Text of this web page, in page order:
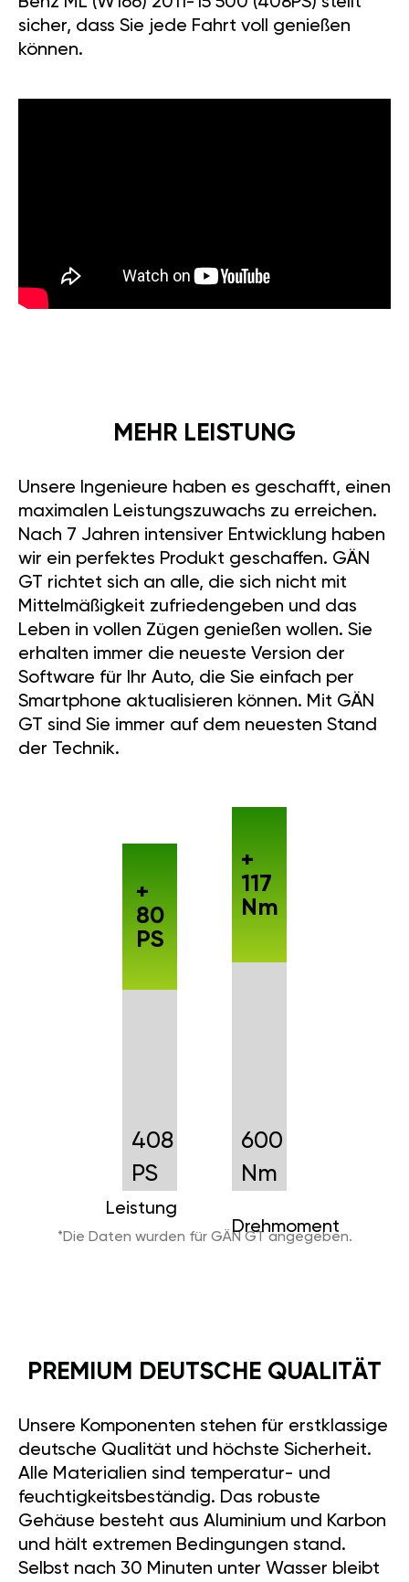
sicher, dass Sie jede Fahrt voll genießen
können.
MEHR LEISTUNG
Unsere Ingenieure haben es geschafft, einen
maximalen Leistungszuwachs zu erreichen.
Nach 7 Jahren intensiver Entwicklung haben
wir ein perfektes Produkt geschaffen. GÄN
GT richtet sich an alle, die sich nicht mit
Mittelmäßigkeit zufriedengeben und das
Leben in vollen Zügen genießen wollen. Sie
erhalten immer die neueste Version der
Software für Ihr Auto, die Sie einfach per
Smartphone aktualisieren können. Mit GÄN
GT sind Sie immer auf dem neuesten Stand
der Technik.
408
PS
Leistung
+
80
PS
600
Nm
Drehmoment
+
117
Nm
*Die Daten wurden für GÄN GT angegeben.
PREMIUM DEUTSCHE QUALITÄT
Unsere Komponenten stehen für erstklassige
deutsche Qualität und höchste Sicherheit.
Alle Materialien sind temperatur- und
feuchtigkeitsbeständig. Das robuste
Gehäuse besteht aus Aluminium und Karbon
und hält extremen Bedingungen stand.
Selbst nach 30 Minuten unter Wasser bleibt